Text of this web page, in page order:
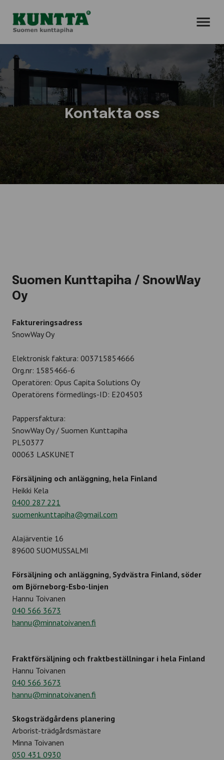
Kontakta oss
Suomen Kunttapiha / SnowWay
Oy
Faktureringsadress
SnowWay Oy
Elektronisk faktura: 003715854666
Org.nr: 1585466-6
Operatören: Opus Capita Solutions Oy
Operatörens förmedlings-ID: E204503
Pappersfaktura:
SnowWay Oy / Suomen Kunttapiha
PL50377
00063 LASKUNET
Försäljning och anläggning, hela Finland
Heikki Kela
0400 287 221
suomenkunttapiha@gmail.com
Alajärventie 16
89600 SUOMUSSALMI
Försäljning och anläggning, Sydvästra Finland, söder
om Björneborg-Esbo-linjen
Hannu Toivanen
040 566 3673
hannu@minnatoivanen.fi
Fraktförsäljning och fraktbeställningar i hela Finland
Hannu Toivanen
040 566 3673
hannu@minnatoivanen.fi
Skogsträdgårdens planering
Arborist-trädgårdsmästare
Minna Toivanen
050 431 0930